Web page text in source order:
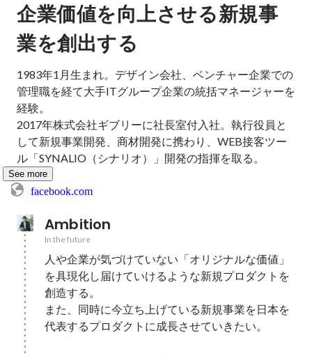
企業価値を向上させる新規事
業を創出する
1983年1月生まれ。デザイン会社、ベンチャー企業での
管理職を経て大手ITグループ企業の統括マネージャーを
経験。
2017年株式会社ギブリーに社長室付入社。執行役員と
して新規事業開発、商材開発に携わり、WEB接客ツー
ル「SYNALIO（シナリオ）」開発の指揮を取る。
See more
facebook.com
Ambition
In the future
人や企業が気づけていない「オリジナルな価値」
を具現化し届けていけるような新規プロダクトを
創造する。
また、同時に今立ち上げている新規事業を日本を